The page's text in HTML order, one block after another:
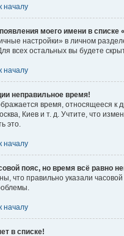
началу
моего имени в списке
настройки» в личном
всех остальных вы будете
началу
неправильное время!
время, относящееся к
Киев и т. д. Учтите, что
это.
началу
пояс, но время всё равно
что правильно указали
началу
в списке!